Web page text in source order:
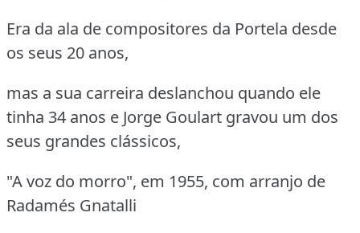
Era da ala de compositores da Portela desde
os seus 20 anos,
mas a sua carreira deslanchou quando ele
tinha 34 anos e Jorge Goulart gravou um dos
seus grandes clássicos,
"A voz do morro", em 1955, com arranjo de
Radamés Gnatalli